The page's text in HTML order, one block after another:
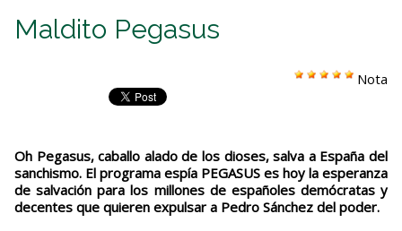
Maldito Pegasus
Nota
Oh Pegasus, caballo alado de los dioses, salva a España del
sanchismo. El programa espía PEGASUS es hoy la esperanza
de salvación para los millones de españoles demócratas y
decentes que quieren expulsar a Pedro Sánchez del poder.